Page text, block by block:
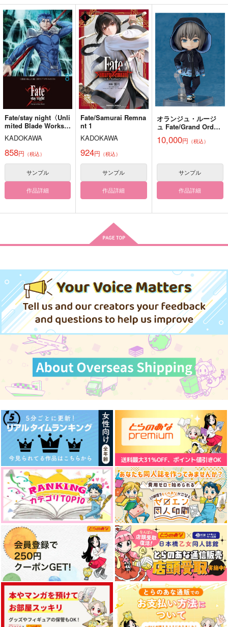
FGO Illustrations 12
ReDrop
1,210 円
作品詳細
Beautiful Heroes
マグナム９
2,463 円
作品詳細
Twinkle Twinkle Littl
e Moon
550 （税込）
作品詳細
千夜一恋-第一話-
Star☆Moon
（税込）
烏旅人×氷織羊
サンプル
作品詳細
アニマルシュート！ブ
ルエゴ
Star☆Moon
1,100 円（税込）
烏旅人×氷織羊
サンプル
作品詳細
Moon Night Monster
ドブ屋
990円 （税込）
越知月光×毛利寿三郎
サンプル
作品詳細
アニマルシュート！ブ
ルエゴ2
Star☆Moon
787円（税込）
烏旅人×氷織羊
Blue Moon
魑魅魍魎
1,100 （税込）
五条悟×夏油傑
To the moon and bac
k
みずかふぇ
330円（税込）
御影玲王×凪誠士郎
ロード・エルメロイII
世の冒険9 星冠密議
（１）
TYPE-MOON
1,210円（税込）
Fate
サンプル
カート
Fate/stay night〈Unli
mited Blade Works〉
8
KADOKAWA
858円 （税込）
サンプル
作品詳細
Fate/Samurai Remna
nt 1
KADOKAWA
924円 （税込）
サンプル
作品詳細
オランジュ・ルージ
ュ Fate/Grand Order
ねんどろいどどー
る プリテンダー/オベ
10,000円 （税込）
サンプル
作品詳細